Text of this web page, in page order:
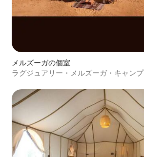
メルズーガの個室
ラグジュアリー・メルズーガ・キャンプ